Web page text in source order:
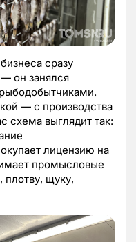
сразу
он занялся
— с производства
схема выглядит так:
лицензию на
промысловые
щуку,